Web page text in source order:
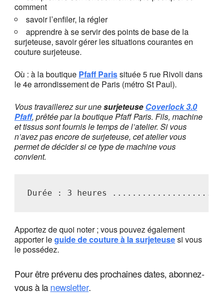
comment
savoir l’enfiler, la régler
apprendre à se servir des points de base de la
surjeteuse, savoir gérer les situations courantes en
couture surjeteuse.
Où : à la boutique Pfaff Parissituée 5 rue Rivoli dans
le 4e arrondissement de Paris (métro St Paul).
Vous travaillerez sur unesurjeteuse Coverlock 3.0
Pfaff, prêtée par la boutique Pfaff Paris. Fils, machine
et tissus sont fournis le temps de l’atelier. Si vous
n’avez pas encore de surjeteuse, cet atelier vous
permet de décider si ce type de machine vous
convient.
Durée : 3 heures ........................
Apportez de quoi noter ; vous pouvez également
apporter leguide de couture à la surjeteusesi vous
le possédez.
Pour être prévenu des prochaines dates, abonnez-
vous à lanewsletter.